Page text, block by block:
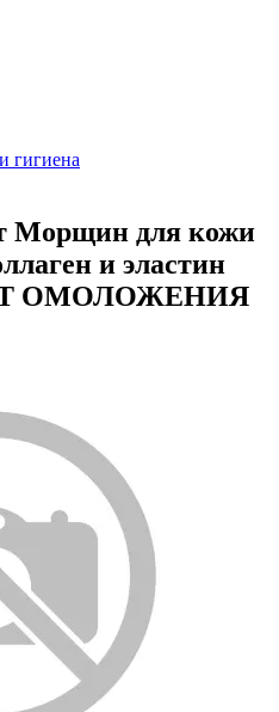
гигиена
Морщин для кожи
и эластин
ОМОЛОЖЕНИЯ